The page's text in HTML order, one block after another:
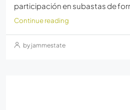
participación en subastas de
Continue reading
by jammestate